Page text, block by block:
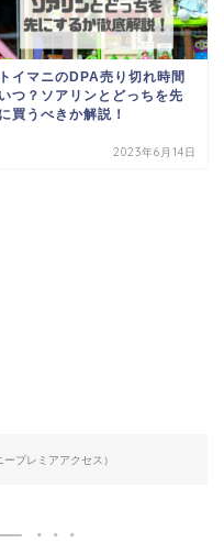
トイマニのDPA売り切れ時間
いつ？ソアリンとどっちを先
に買うべきか解説！
2023年6月14日
プレミアアクセス）